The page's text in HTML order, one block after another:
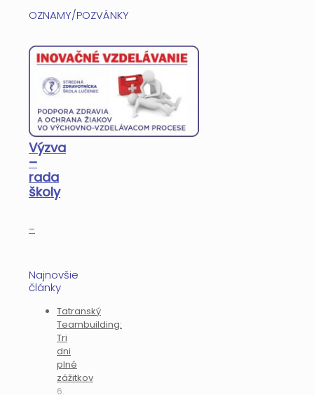
OZNAMY/POZVÁNKY
Výzva
–
rada
školy
–
Najnovšie
články
Tatranský
Teambuilding:
Tri
dni
plné
zážitkov
6.